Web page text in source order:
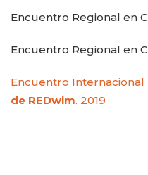
Encuentro Regional en
Encuentro Regional en
Encuentro Internacional
de REDwim. 2019